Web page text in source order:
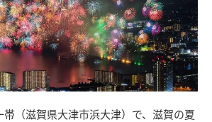
（滋賀県大津市浜大津）で、滋賀の夏